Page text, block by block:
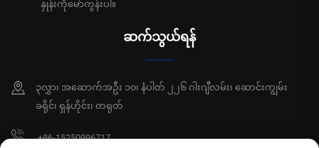
နှုန်းကိုမော်ကွန်းပါ။
ဆက်သွယ်ရန်
၃လွှာ၊ အဆောက်အဦး ၁၀၊ နံပါတ် ၂၂၆ ဂါးဂျီလမ်း၊ ဆောင်းကျွမ်း
ခရိုင်၊ ရှန်ဟိုင်း၊ တရုတ်
+86-15250996717